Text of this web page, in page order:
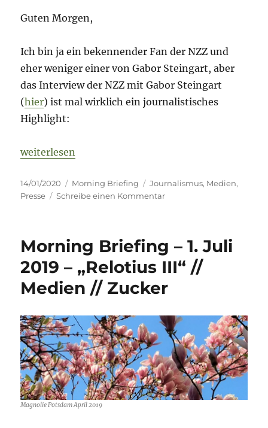
Guten Morgen,
Ich bin ja ein bekennender Fan der NZZ und
eher weniger einer von Gabor Steingart, aber
das Interview der NZZ mit Gabor Steingart
(hier) ist mal wirklich ein journalistisches
Highlight:
„Morning Briefing – 14. Januar 2020 – Medien-
weiterlesen
Veröffentlicht
am
14/01/2020 Kategorien
Morning Briefing Schlagwörter
Journalismus, Medien,
Presse
Schreibe einen Kommentarzu
14.
Januar
2020
–
Medien-
Morning Briefing – 1. Juli
2019 – „Relotius III“ //
Medien // Zucker
Magnolie Potsdam April 2019